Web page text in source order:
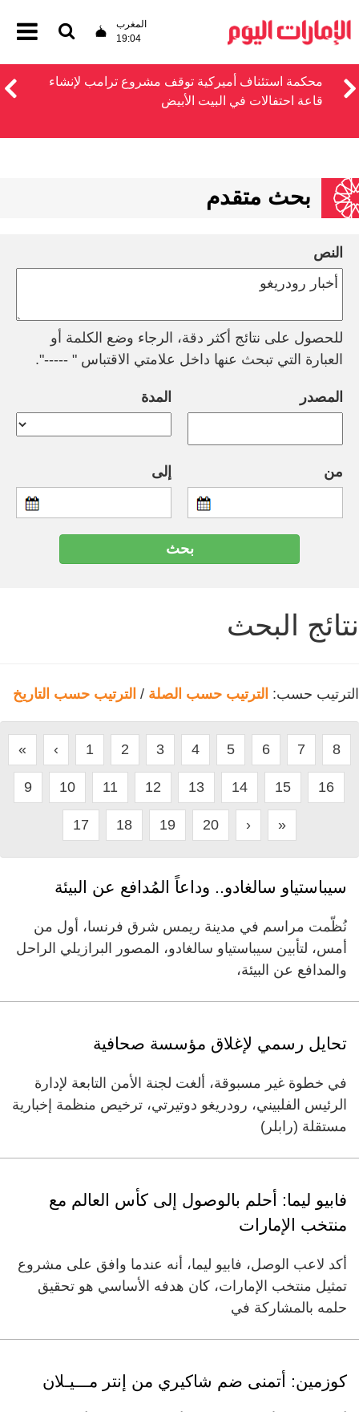
المغرب
19:04
محكمة استئناف أميركية توقف مشروع ترامب لإنشاء
قاعة احتفالات في البيت الأبيض
بحث متقدم
النص
للحصول على نتائج أكثر دقة، الرجاء وضع الكلمة أو
العبارة التي تبحث عنها داخل علامتي الاقتباس " -----".
المصدر المدة
من إلى
نتائج البحث
الترتيب حسب: الترتيب حسب الصلة / الترتيب حسب التاريخ
« ‹ 1 2 3 4 5 6 7 8
9 10 11 12 13 14 15 16
17 18 19 20 › »
سيباستياو سالغادو.. وداعاً المُدافع عن البيئة
نُظّمت مراسم في مدينة ريمس شرق فرنسا، أول من
أمس، لتأبين سيباستياو سالغادو، المصور البرازيلي الراحل
والمدافع عن البيئة،
تحايل رسمي لإغلاق مؤسسة صحافية
في خطوة غير مسبوقة، ألغت لجنة الأمن التابعة لإدارة
الرئيس الفلبيني، رودريغو دوتيرتي، ترخيص منظمة إخبارية
مستقلة (رابلر)
فابيو ليما: أحلم بالوصول إلى كأس العالم مع
منتخب الإمارات
أكد لاعب الوصل، فابيو ليما، أنه عندما وافق على مشروع
تمثيل منتخب الإمارات، كان هدفه الأساسي هو تحقيق
حلمه بالمشاركة في
كوزمين: أتمنى ضم شاكيري من إنتر مـــيـلان